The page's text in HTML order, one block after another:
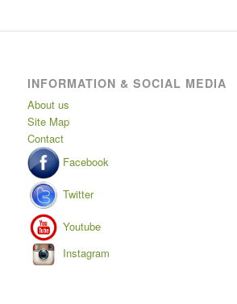
INFORMATION & SOCIAL MEDIA
About us
Site Map
Contact
Facebook
Twitter
Youtube
Instagram